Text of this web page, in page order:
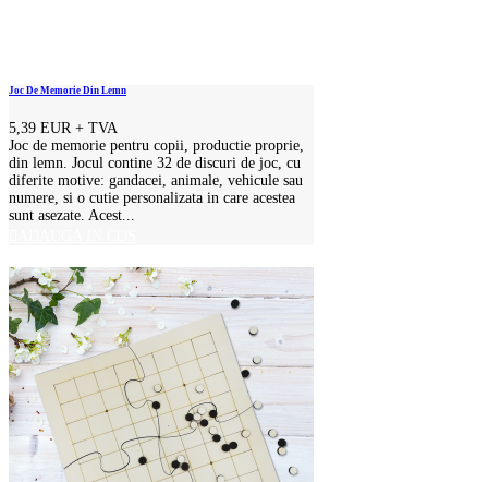
Joc De Memorie Din Lemn
5,39 EUR + TVA
Joc de memorie pentru copii, productie proprie,
din lemn. Jocul contine 32 de discuri de joc, cu
diferite motive: gandacei, animale, vehicule sau
numere, si o cutie personalizata in care acestea
sunt asezate. Acest...